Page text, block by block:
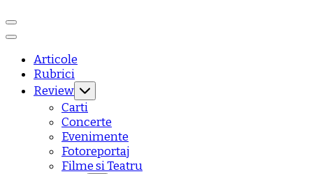
Articole
Rubrici
Review
Carti
Concerte
Evenimente
Fotoreportaj
Filme si Teatru